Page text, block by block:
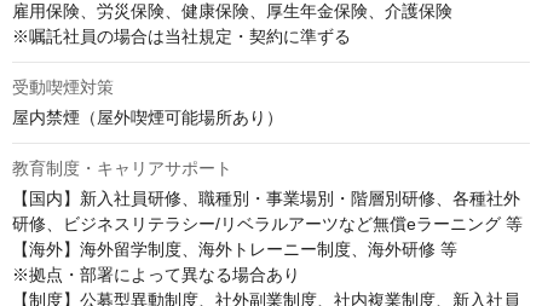
雇用保険、労災保険、健康保険、厚生年金保険、介護保険
※嘱託社員の場合は当社規定・契約に準ずる
受動喫煙対策
屋内禁煙（屋外喫煙可能場所あり）
教育制度・キャリアサポート
【国内】新入社員研修、職種別・事業場別・階層別研修、各種社外
研修、ビジネスリテラシー/リベラルアーツなど無償eラーニング 等
【海外】海外留学制度、海外トレーニー制度、海外研修 等
※拠点・部署によって異なる場合あり
【制度】公募型異動制度、社外副業制度、社内複業制度、新入社員